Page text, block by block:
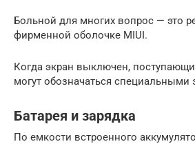
Больной для многих вопрос — это
фирменной оболочке MIUI.
Когда экран выключен,
могут обозначаться специальными
Батарея и зарядка
По емкости встроенного